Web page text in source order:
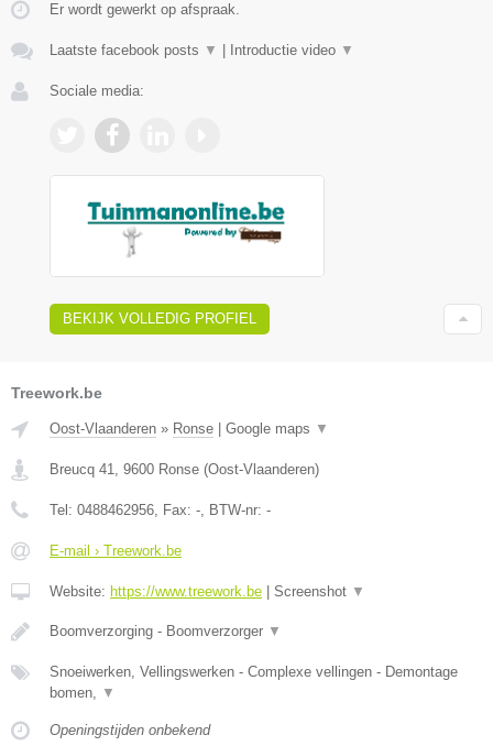
Er wordt gewerkt op afspraak.
Laatste facebook posts ▼ Introductie video ▼
Sociale media:
BEKIJK VOLLEDIG PROFIEL
Treework.be
Oost-Vlaanderen » Ronse Google maps ▼
Breucq 41, 9600 Ronse (Oost-Vlaanderen)
Tel: 0488462956, Fax: -, BTW-nr: -
E-mail › Treework.be
Website: https://www.treework.be Screenshot ▼
Boomverzorging - Boomverzorger ▼
Snoeiwerken, Vellingswerken - Complexe vellingen - Demontage
bomen, ▼
Openingstijden onbekend